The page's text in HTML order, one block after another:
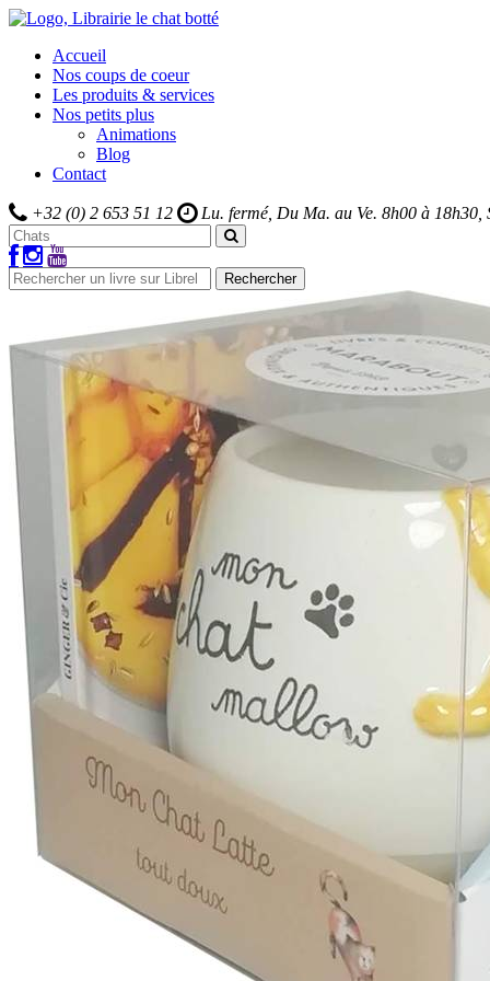
Accueil
Nos coups de coeur
Les produits & services
Nos petits plus
Animations
Blog
Contact
+32 (0) 2 653 51 12 Lu. fermé, Du Ma. au Ve. 8h00 à 18h30,
Rechercher